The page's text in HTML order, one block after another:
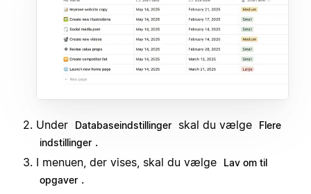
Under Databaseindstillinger skal du vælge
Flere
indstillinger .
I menuen, der vises, skal du vælge
Lav om til
opgaver .